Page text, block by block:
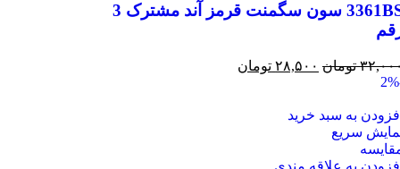
3361BS سون سگمنت قرمز آند مشترک 3
تومان ۲۸,۵۰۰ تومان
-
افزودن به سبد خرید
سریع
افزودن به علاقه مندی